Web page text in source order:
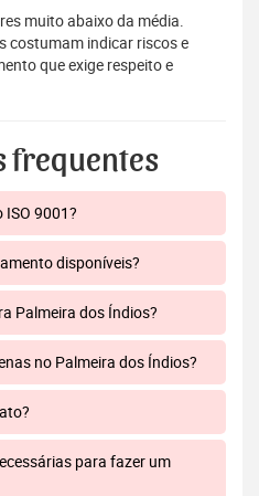
muito abaixo da média.
costumam indicar riscos e
que exige respeito e
frequentes
9001?
disponíveis?
Palmeira dos Índios?
no Palmeira dos Índios?
para fazer um